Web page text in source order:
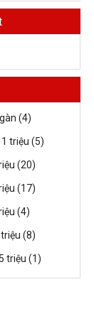
(4)
triệu (5)
(20)
(17)
(4)
(8)
triệu (1)